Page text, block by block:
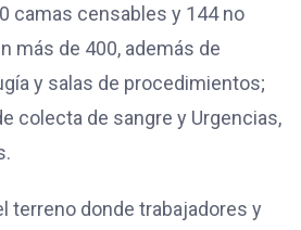
camas censables y 144 no
más de 400, además de
y salas de procedimientos;
colecta de sangre y Urgencias,
terreno donde trabajadores y